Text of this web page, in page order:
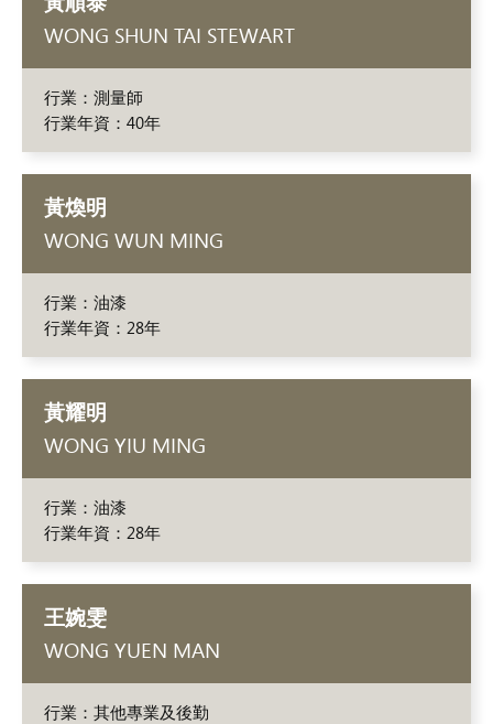
WONG SHUN TAI STEWART
行業：測量師
行業年資：40年
黃煥明
WONG WUN MING
行業：油漆
行業年資：28年
黃耀明
WONG YIU MING
行業：油漆
行業年資：28年
王婉雯
WONG YUEN MAN
行業：其他專業及後勤